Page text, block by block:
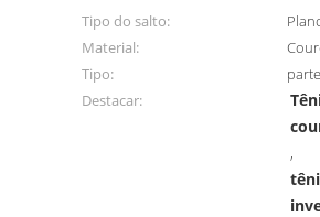
Tipo do salto:
Material:
Tipo:
Destacar:
,